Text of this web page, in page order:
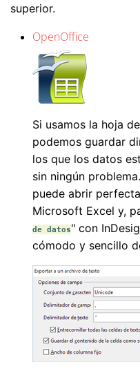
superior.
OpenOffice
Si usamos la hoja
podemos guardar
los que los datos
sin ningún
puede abrir
Microsoft Excel y,
de datos" con
cómodo y sencillo